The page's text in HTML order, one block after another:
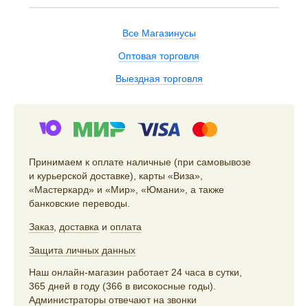
Все Магазинусы
Оптовая торговля
Выездная торговля
Принимаем к оплате наличные (при самовывозе
и курьерской доставке), карты «Виза»,
«Мастеркард» и «Мир», «Юмани», а также
банковские переводы.
Заказ доставка и оплата
Защита личных данных
Наш онлайн-магазин работает 24 часа в сутки,
365 дней в году (366 в високосные годы).
Администраторы отвечают на звонки